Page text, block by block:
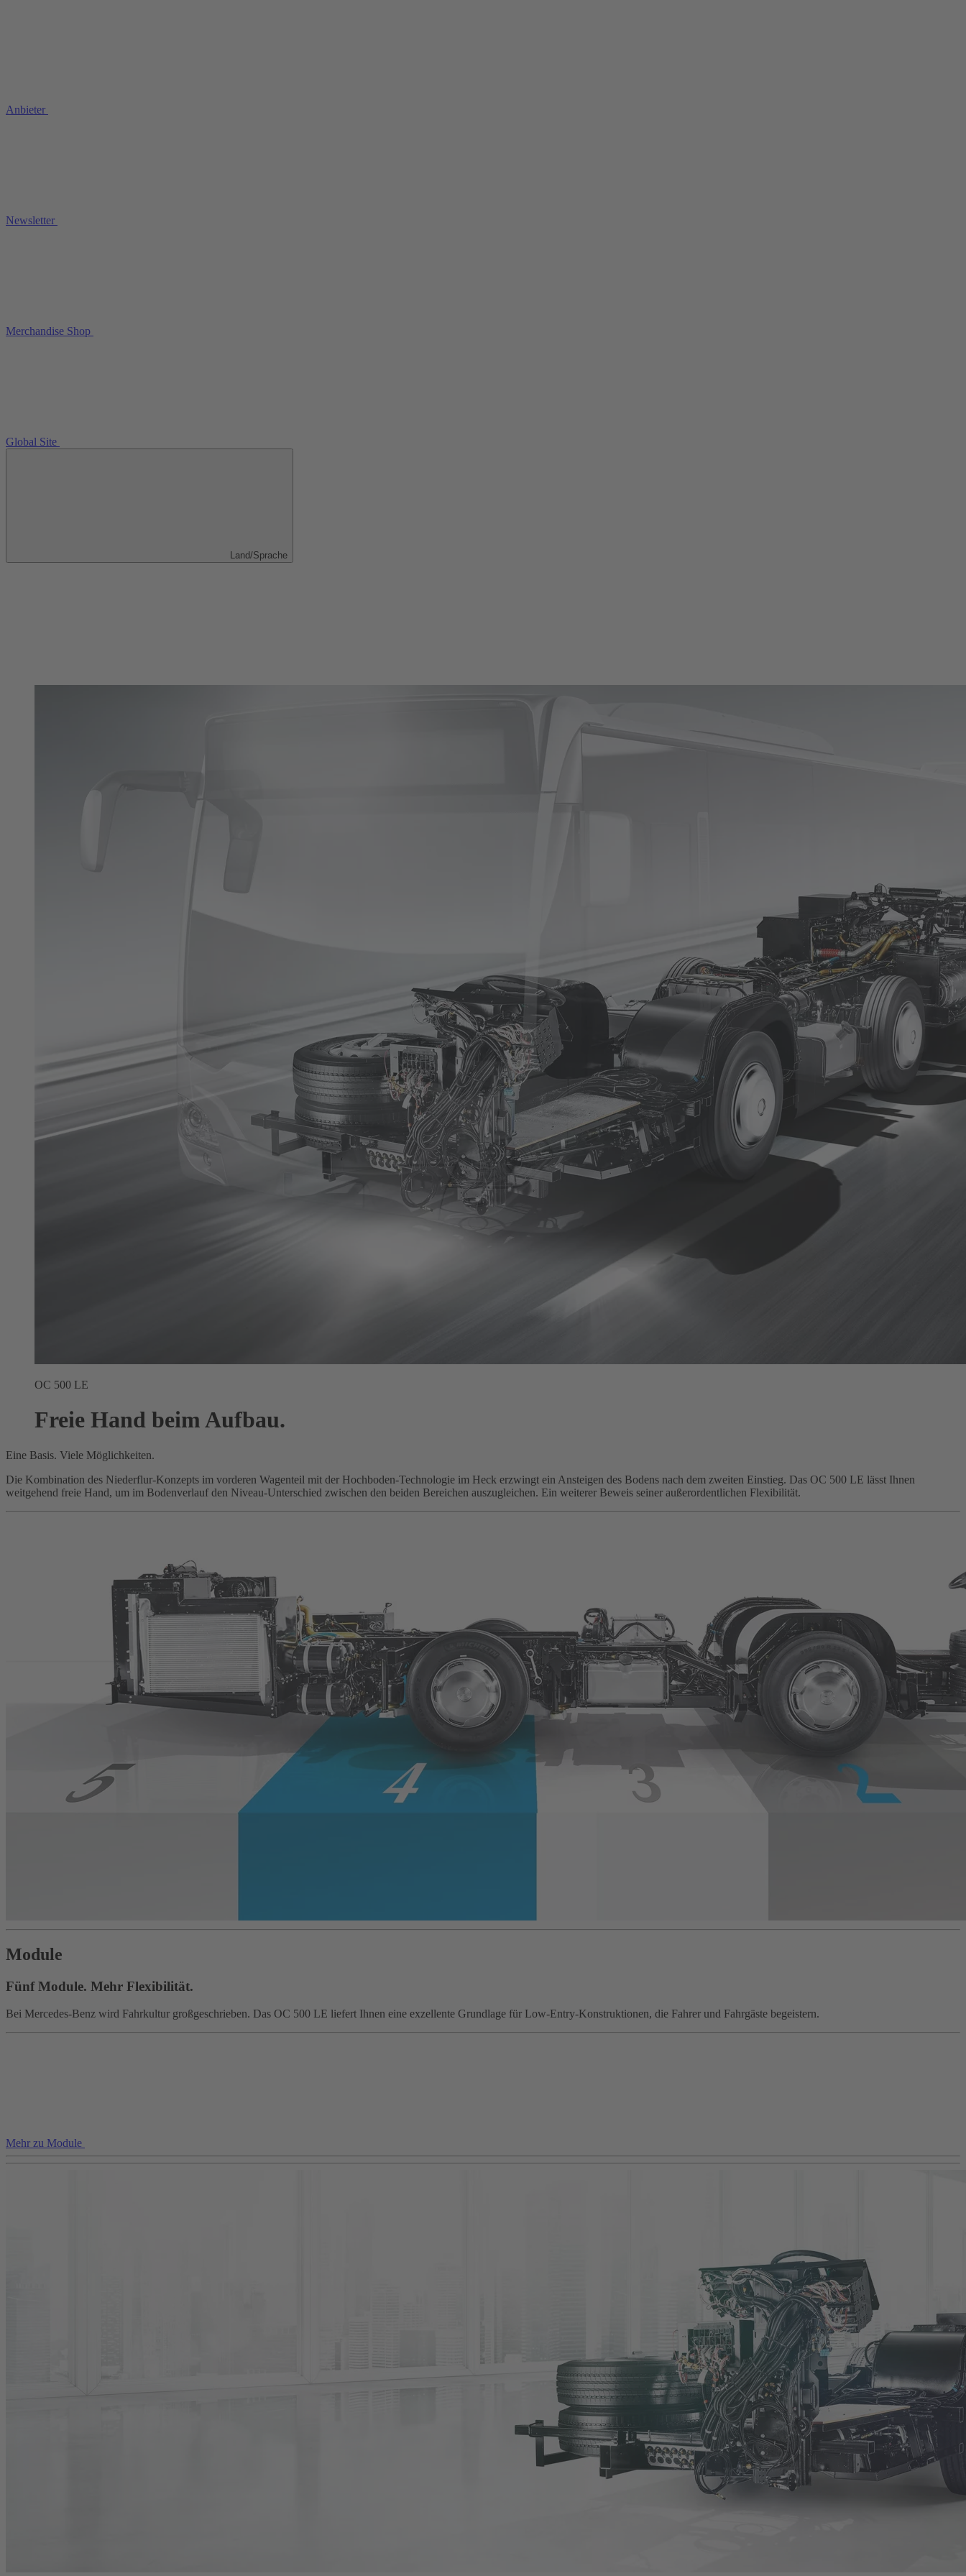
Anbieter
Newsletter
Merchandise Shop
Global Site
Land/Sprache
OC 500 LE
Freie Hand beim Aufbau.
Eine Basis. Viele Möglichkeiten.
Die Kombination des Niederflur-Konzepts im vorderen Wagenteil mit der Hochboden-Technologie im Heck erzwingt ein Ansteigen des Bodens nach dem zweiten Einstieg. Das OC 500 LE lässt Ihnen
weitgehend freie Hand, um im Bodenverlauf den Niveau-Unterschied zwischen den beiden Bereichen auszugleichen. Ein weiterer Beweis seiner außerordentlichen Flexibilität.
Module
Fünf Module. Mehr Flexibilität.
Bei Mercedes-Benz wird Fahrkultur großgeschrieben. Das OC 500 LE liefert Ihnen eine exzellente Grundlage für Low-Entry-Konstruktionen, die Fahrer und Fahrgäste begeistern.
Mehr zu Module